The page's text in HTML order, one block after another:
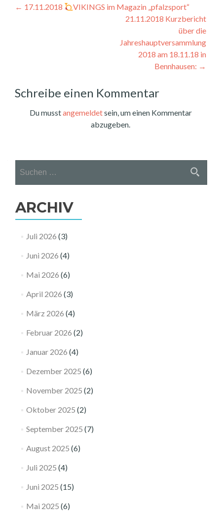
Beitragsnavigation
← 17.11.2018
VIKINGS im Magazin „pfalzsport“
21.11.2018 Kurzbericht
über die
Jahreshauptversammlung
2018 am 18.11.18 in
Bennhausen: →
Schreibe einen Kommentar
Du musstangemeldetsein, um einen Kommentar
abzugeben.
nach:
ARCHIV
Juli 2026 (3)
Juni 2026 (4)
Mai 2026 (6)
April 2026 (3)
März 2026 (4)
Februar 2026 (2)
Januar 2026 (4)
Dezember 2025 (6)
November 2025 (2)
Oktober 2025 (2)
September 2025 (7)
August 2025 (6)
Juli 2025 (4)
Juni 2025 (15)
Mai 2025 (6)